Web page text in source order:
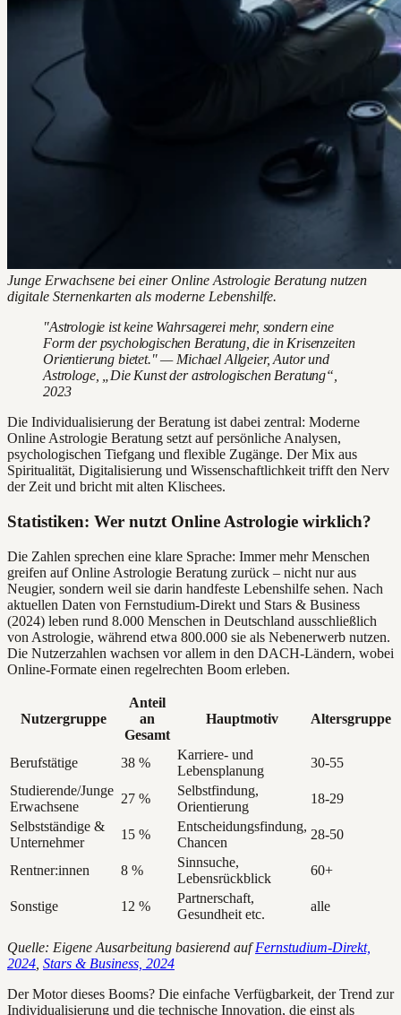
Junge Erwachsene bei einer Online Astrologie Beratung nutzen
digitale Sternenkarten als moderne Lebenshilfe.
"Astrologie ist keine Wahrsagerei mehr, sondern eine
Form der psychologischen Beratung, die in Krisenzeiten
Orientierung bietet." — Michael Allgeier, Autor und
Astrologe, „Die Kunst der astrologischen Beratung“,
2023
Die Individualisierung der Beratung ist dabei zentral: Moderne
Online Astrologie Beratung setzt auf persönliche Analysen,
psychologischen Tiefgang und flexible Zugänge. Der Mix aus
Spiritualität, Digitalisierung und Wissenschaftlichkeit trifft den Nerv
der Zeit und bricht mit alten Klischees.
Statistiken: Wer nutzt Online Astrologie wirklich?
Die Zahlen sprechen eine klare Sprache: Immer mehr Menschen
greifen auf Online Astrologie Beratung zurück – nicht nur aus
Neugier, sondern weil sie darin handfeste Lebenshilfe sehen. Nach
aktuellen Daten von Fernstudium-Direkt und Stars & Business
(2024) leben rund 8.000 Menschen in Deutschland ausschließlich
von Astrologie, während etwa 800.000 sie als Nebenerwerb nutzen.
Die Nutzerzahlen wachsen vor allem in den DACH-Ländern, wobei
Online-Formate einen regelrechten Boom erleben.
Nutzergruppe
Anteil
an
Gesamt
Hauptmotiv Altersgruppe
Berufstätige 38 %
Karriere- und
Lebensplanung
30-55
Studierende/Junge
Erwachsene
27 %
Selbstfindung,
Orientierung
18-29
Selbstständige &
Unternehmer
15 %
Entscheidungsfindung,
Chancen
28-50
Rentner:innen 8 %
Sinnsuche,
Lebensrückblick
60+
Sonstige 12 %
Partnerschaft,
Gesundheit etc.
alle
Quelle: Eigene Ausarbeitung basierend aufFernstudium-Direkt,
2024 Stars & Business, 2024
Der Motor dieses Booms? Die einfache Verfügbarkeit, der Trend zur
Individualisierung und die technische Innovation, die einst als